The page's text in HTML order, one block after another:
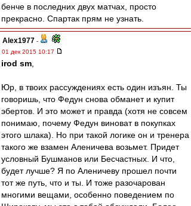
бенче в последних двух матчах, просто
прекрасно. Спартак прям не узнать.
Alex1977 -
01 дек 2015 10:17
irod sm
Юр, в твоих рассуждениях есть один изъян. Ты
говоришь, что Федун снова обманет и купит
эбертов. И это может и правда (хотя не совсем
понимаю, почему Федун виноват в покупках
этого шлака). Но при такой логике он и тренера
такого же взамен Аленичева возьмет. Придет
условный Бушманов или Бесчастных. И что,
будет лучше? Я по Аленичеву прошел почти
тот же путь, что и ты. И тоже разочарован
многими вещами, особенно поведением по